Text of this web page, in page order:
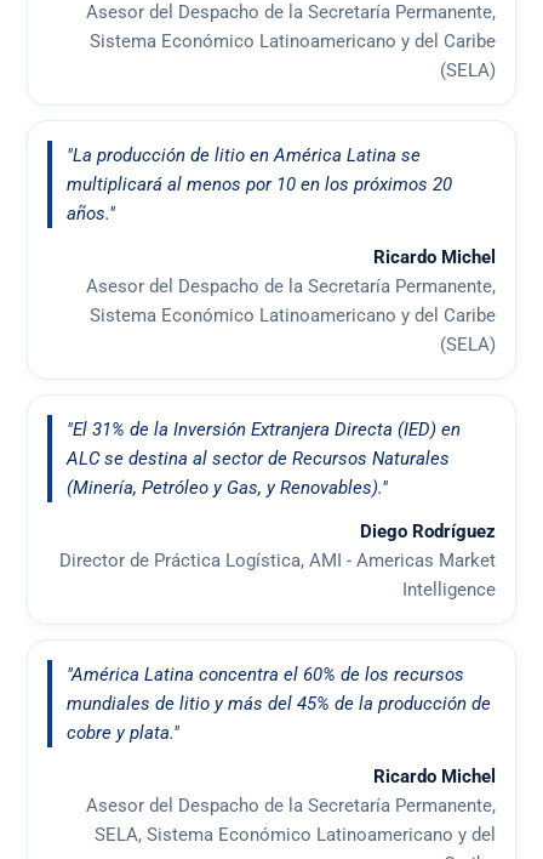
Asesor del Despacho de la Secretaría Permanente,
Sistema Económico Latinoamericano y del Caribe
(SELA)
"La producción de litio en América Latina se
multiplicará al menos por 10 en los próximos 20
años."
Ricardo Michel
Asesor del Despacho de la Secretaría Permanente,
Sistema Económico Latinoamericano y del Caribe
(SELA)
"El 31% de la Inversión Extranjera Directa (IED) en
ALC se destina al sector de Recursos Naturales
(Minería, Petróleo y Gas, y Renovables)."
Diego Rodríguez
Director de Práctica Logística, AMI - Americas Market
Intelligence
"América Latina concentra el 60% de los recursos
mundiales de litio y más del 45% de la producción de
cobre y plata."
Ricardo Michel
Asesor del Despacho de la Secretaría Permanente,
SELA, Sistema Económico Latinoamericano y del